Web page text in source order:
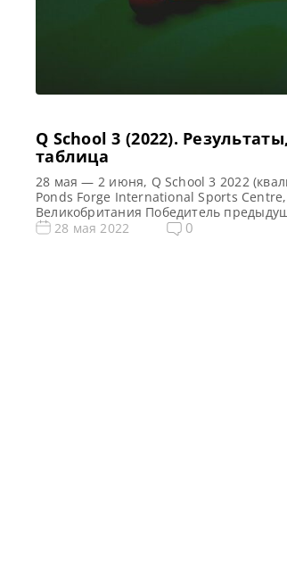
Q School 3 (2022).
таблица
28 мая — 2 июня, Q School 3 2022
Ponds Forge International Sports
Великобритания Победитель
новости и результаты Q School 2022
28 мая 2022 0